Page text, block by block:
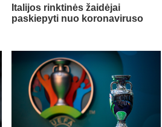
Italijos rinktinės žaidėjai
paskiepyti nuo koronaviruso